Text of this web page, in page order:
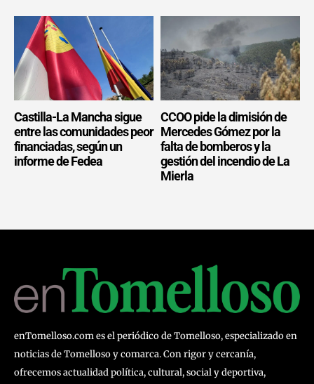
Castilla-La Mancha sigue
entre las comunidades peor
financiadas, según un
informe de Fedea
CCOO pide la dimisión de
Mercedes Gómez por la
falta de bomberos y la
gestión del incendio de La
Mierla
enTomelloso.com es el periódico de Tomelloso, especializado en
noticias de Tomelloso y comarca. Con rigor y cercanía,
ofrecemos actualidad política, cultural, social y deportiva,